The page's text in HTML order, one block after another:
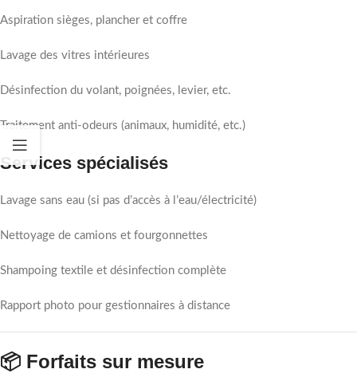
Aspiration sièges, plancher et coffre
Lavage des vitres intérieures
Désinfection du volant, poignées, levier, etc.
Traitement anti-odeurs (animaux, humidité, etc.)
Services spécialisés
Lavage sans eau (si pas d’accès à l’eau/électricité)
Nettoyage de camions et fourgonnettes
Shampoing textile et désinfection complète
Rapport photo pour gestionnaires à distance
📦 Forfaits sur mesure